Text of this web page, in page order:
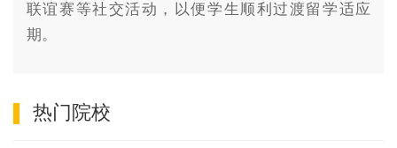
联谊赛等社交活动，以便学生顺利过渡留学适应
期。
热门院校